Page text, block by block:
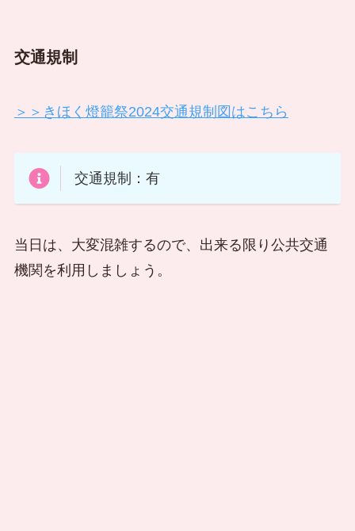
交通規制
＞＞きほく燈籠祭2024交通規制図はこちら
交通規制：有
当日は、大変混雑するので、出来る限り公共交通
機関を利用しましょう。